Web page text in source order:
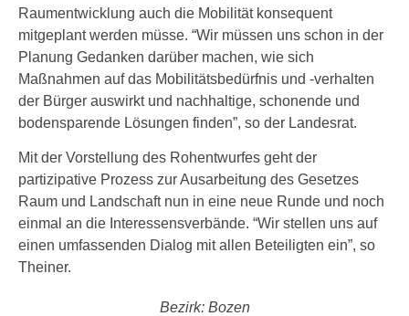
Raumentwicklung auch die Mobilität konsequent
mitgeplant werden müsse. “Wir müssen uns schon in der
Planung Gedanken darüber machen, wie sich
Maßnahmen auf das Mobilitätsbedürfnis und -verhalten
der Bürger auswirkt und nachhaltige, schonende und
bodensparende Lösungen finden”, so der Landesrat.
Mit der Vorstellung des Rohentwurfes geht der
partizipative Prozess zur Ausarbeitung des Gesetzes
Raum und Landschaft nun in eine neue Runde und noch
einmal an die Interessensverbände. “Wir stellen uns auf
einen umfassenden Dialog mit allen Beteiligten ein”, so
Theiner.
Bezirk: Bozen